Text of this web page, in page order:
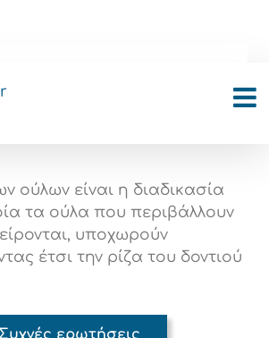
ούλων είναι η διαδικασία
τα ούλα που περιβάλλουν
υποχωρούν
έτσι την ρίζα του δοντιού
Συχνές ερωτήσεις